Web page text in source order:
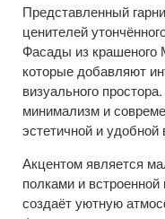
Представленный
ценителей
Фасады из
которые добавляют
визуального
минимализм и
эстетичной и удобной
Акцентом является
полками и
создаёт уютную